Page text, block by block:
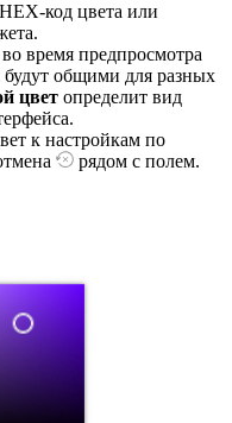
код цвета или
время предпросмотра
общими для разных
цвет определит вид
к настройкам по
рядом с полем.